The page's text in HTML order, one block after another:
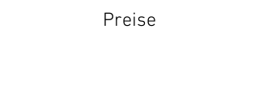
Preise